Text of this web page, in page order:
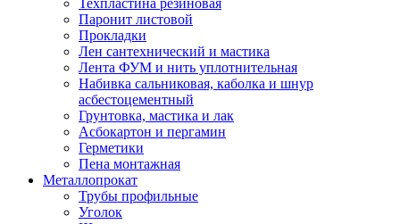
Техпластина резиновая
Паронит листовой
Прокладки
Лен сантехнический и мастика
Лента ФУМ и нить уплотнительная
Набивка сальниковая, каболка и шнур
асбестоцементный
Грунтовка, мастика и лак
Асбокартон и пергамин
Герметики
Пена монтажная
Металлопрокат
Трубы профильные
Уголок